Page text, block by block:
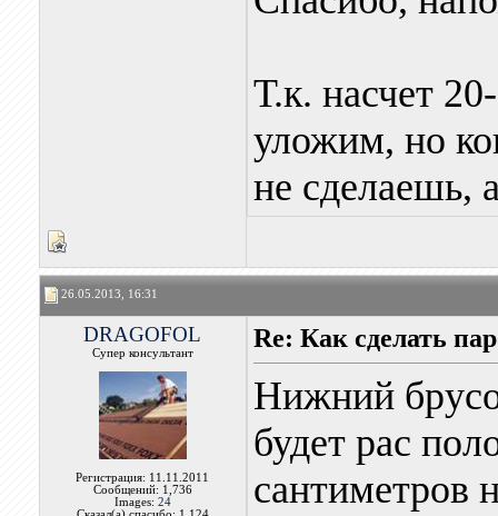
Т.к. насчет
уложим, но
не сделаешь,
26.05.2013, 16:31
DRAGOFOL
Супер консультант
Регистрация: 11.11.2011
Сообщений: 1,736
Images: 24
Re: Как сделать
Нижний
будет рас
сантиметров